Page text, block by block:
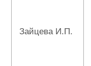
Зайцева И.П.